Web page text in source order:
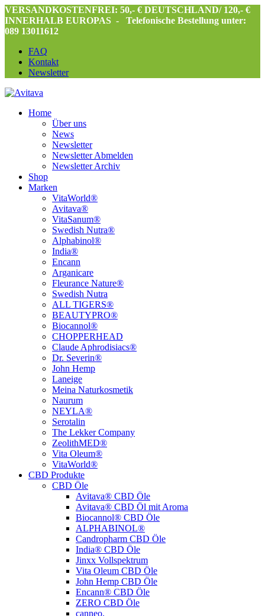
VERSANDKOSTENFREI: 50,- € DEUTSCHLAND/ 120,- €
INNERHALB EUROPAS -
Telefonische Bestellung unter:
089 13011612
FAQ
Kontakt
Newsletter
Home
Über uns
News
Newsletter
Newsletter Abmelden
Newsletter Archiv
Shop
Marken
VitaWorld®
Avitava®
VitaSanum®
Swedish Nutra®
Alphabinol®
India®
Encann
Arganicare
Fleurance Nature®
Swedish Nutra
ALL TIGERS®
BEAUTYPRO®
Biocannol®
CHOPPERHEAD
Claude Aphrodisiacs®
Dr. Severin®
John Hemp
Laneige
Meina Naturkosmetik
Naurum
NEYLA®
Serotalin
The Lekker Company
ZeolithMED®
Vita Oleum®
VitaWorld®
CBD Produkte
CBD Öle
Avitava® CBD Öle
Avitava® CBD Öl mit Aroma
Biocannol® CBD Öle
ALPHABINOL®
Candropharm CBD Öle
India® CBD Öle
Jinxx Vollspektrum
Vita Oleum CBD Öle
John Hemp CBD Öle
Encann® CBD Öle
ZERO CBD Öle
canneo.